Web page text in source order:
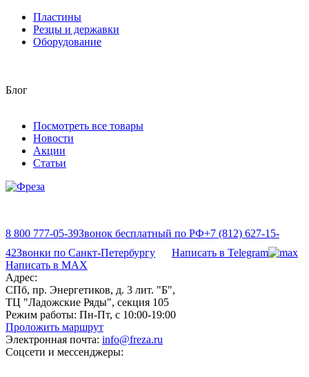
Пластины
Резцы и державки
Оборудование
Блог
Посмотреть все товары
Новости
Акции
Статьи
8 800 777-05-39Звонок бесплатный по РФ+7 (812) 627-15-
42Звонки по Санкт-Петербургу
Написать в Telegram
Написать в MAX
Адрес:
СПб, пр. Энергетиков, д. 3 лит. "Б",
ТЦ "Ладожские Ряды", секция 105
Режим работы: Пн-Пт, с 10:00-19:00
Проложить маршрут
Электронная почта: info@freza.ru
Соцсети и мессенджеры: